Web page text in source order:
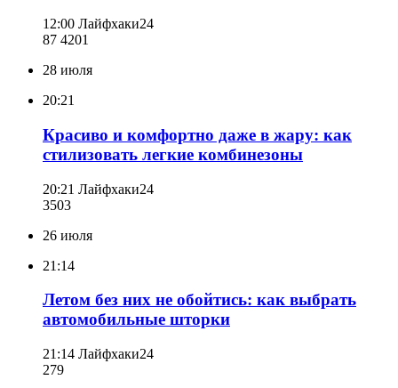
12:00 Лайфхаки24
87 4201
28 июля
20:21
Красиво и комфортно даже в жару: как
стилизовать легкие комбинезоны
20:21 Лайфхаки24
3503
26 июля
21:14
Летом без них не обойтись: как выбрать
автомобильные шторки
21:14 Лайфхаки24
279